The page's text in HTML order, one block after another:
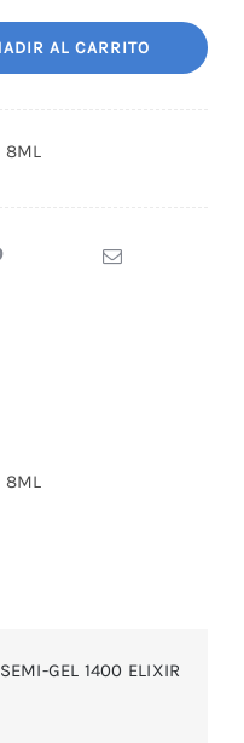
AL CARRITO
8ML
8ML
GEL 1400 ELIXIR